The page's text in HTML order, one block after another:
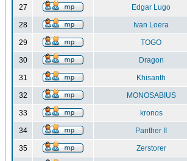
27 Edgar Lugo
28 Ivan Loera
29 TOGO
30 Dragon
31 Khisanth
32 MONOSABIUS
33 kronos
34 Panther II
35 Zerstorer